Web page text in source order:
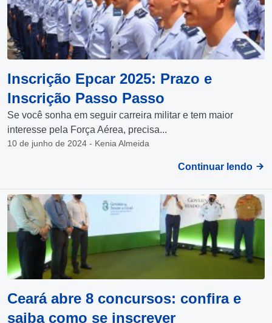
Inscrição Epcar 2025: Prazo e
Inscrição Passo Passo
Se você sonha em seguir carreira militar e tem maior
interesse pela Força Aérea, precisa...
10 de junho de 2024 - Kenia Almeida
Continuar lendo
Ceará abre 8 concursos: confira e
saiba como se inscrever